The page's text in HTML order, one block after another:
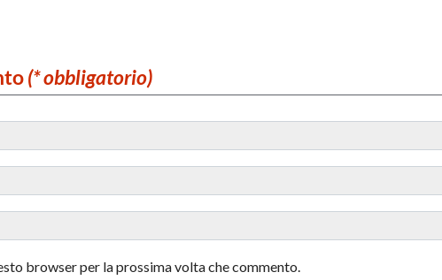
(* obbligatorio)
browser per la prossima volta che commento.